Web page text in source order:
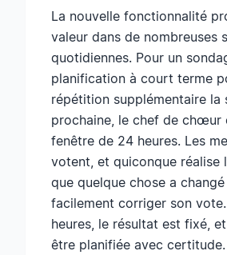
La nouvelle fonctionnalité
valeur dans de nombreuses
quotidiennes. Pour un
planification à court terme
répétition supplémentaire la
prochaine, le chef de chœur
fenêtre de 24 heures. Les
votent, et quiconque réalise
que quelque chose a
facilement corriger son
heures, le résultat est fixé,
être planifiée avec certitude.